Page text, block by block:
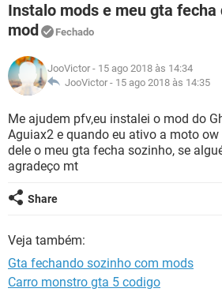
INSTAGRAM GMAIL
GUIA DE COMPRAS
OUTLOOK
GUIA DE COMPRAS
JOGOS
CELULAR
OUTLOOK EXCEL
INSTAGRAM
GUIA DE COMPRAS
FÓRUM
CELULAR
INSTAGRAM GMAIL
GUIA DE COMPRAS
GLOSSÁRIO
JOGOS
CELULAR
OUTLOOK EXCEL
INSTAGRAM
GUIA DE COMPRAS
Instalo mods e meu gta fecha
mod
Fechado
JooVictor - 15 ago 2018 às 14:34
JooVictor - 15 ago 2018 às 14:35
Me ajudem pfv,eu instalei o mod do
Aguiax2 e quando eu ativo a moto
dele o meu gta fecha sozinho, se
agradeço mt
Share
Veja também:
Gta fechando sozinho com mods
Carro monstro gta 5 codigo